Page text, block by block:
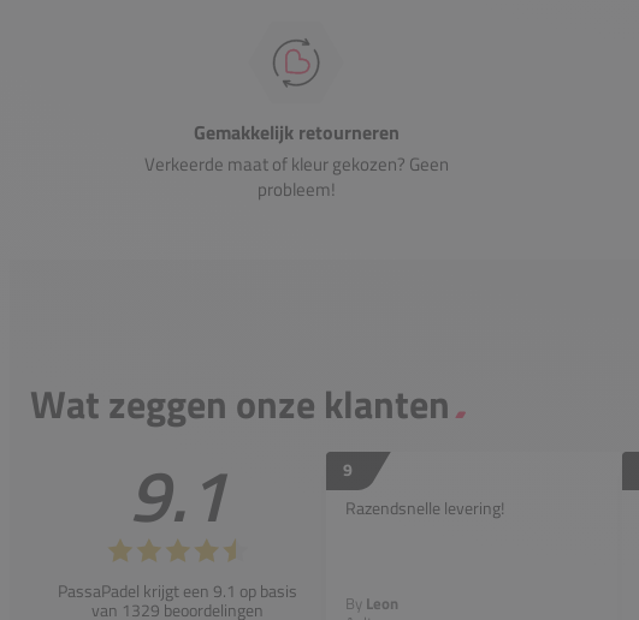
Gemakkelijk retourneren
Verkeerde maat of kleur gekozen? Geen
probleem!
Wat zeggen onze klanten
9.1
PassaPadel krijgt een 9.1 op basis
van 1329 beoordelingen
9
Razendsnelle levering!
By Leon